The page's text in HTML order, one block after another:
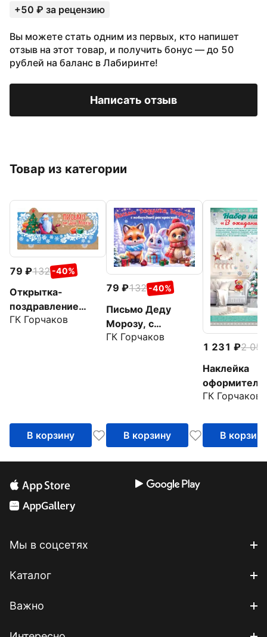
+50 ₽ за рецензию
Вы можете стать одним из первых, кто напишет
отзыв на этот товар, и получить бонус — до 50
рублей на баланс в Лабиринте!
Написать отзыв
Товар из категории
79 132 -40%
Открытка-
поздравление
Письмо Деду
ГК Горчаков
В корзину
79 132 -40%
Письмо Деду
Морозу, с
художественным
ГК Горчаков
В корзину
1 231
2 051
Наклейка
ожидании
ГК Горчаков
В корзину
Мы в соцсетях
Каталог
Важно